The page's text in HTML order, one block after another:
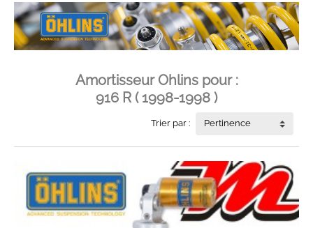
Amortisseur Ohlins pour :
916 R ( 1998-1998 )
Trier par : Pertinence